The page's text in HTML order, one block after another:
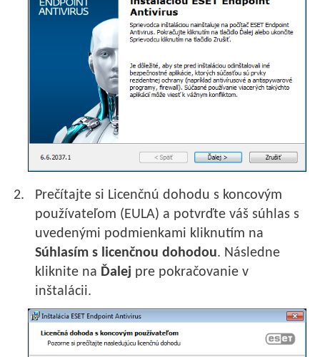
Prečítajte si Licenčnú dohodu s koncovým
používateľom (EULA) a potvrďte váš súhlas s
uvedenými podmienkami kliknutím na
Súhlasím s licenčnou dohodou. Následne
kliknite na Ďalej pre pokračovanie v
inštalácii.